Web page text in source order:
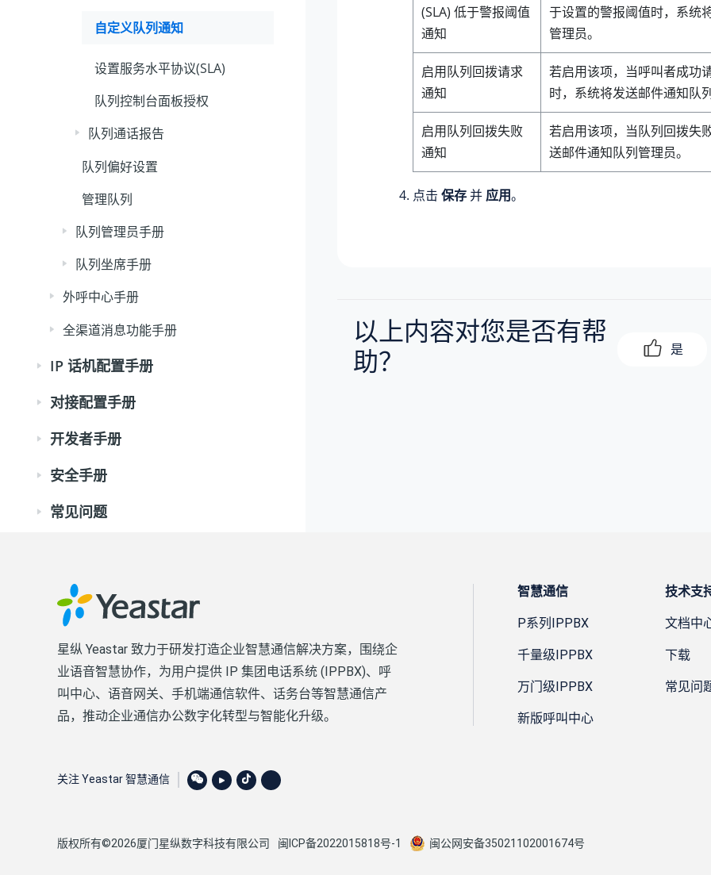
自定义队列通知
设置服务水平协议(SLA)
队列控制台面板授权
队列通话报告
队列偏好设置
管理队列
队列管理员手册
队列坐席手册
外呼中心手册
全渠道消息功能手册
IP 话机配置手册
对接配置手册
开发者手册
安全手册
常见问题
(SLA) 低于警报阈值
通知
于设置的警报阈值时，系统
管理员。
启用队列回拨请求
通知
若启用该项，当呼叫者成功
时，系统将发送邮件通知队
启用队列回拨失败
通知
若启用该项，当队列回拨失
送邮件通知队列管理员。
点击 保存并 应用。
以上内容对您是否有帮
助？
是
星纵 Yeastar 致力于研发打造企业智慧通信解决方案，围绕企
业语音智慧协作，为用户提供 IP 集团电话系统 (IPPBX)、呼
叫中心、语音网关、手机端通信软件、话务台等智慧通信产
品，推动企业通信办公数字化转型与智能化升级。
智慧通信
P系列IPPBX
千量级IPPBX
万门级IPPBX
新版呼叫中心
技术支
文档中
下载
常见问
关注 Yeastar 智慧通信
版权所有©2026厦门星纵数字科技有限公司 闽ICP备2022015818号-1 闽公网安备35021102001674号